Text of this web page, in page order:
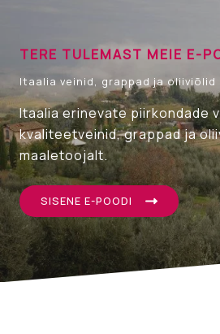
TERE TULEMAST MEIE E-
Itaalia veinid, grappad ja oliiviõlid
Itaalia erinevate piirkondade
kvaliteetveinid, grappad ja
maaletoojalt.
SISENE E-POODI